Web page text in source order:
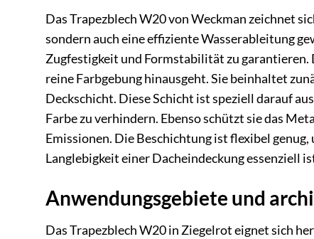
Das Trapezblech W20 von Weckman zeichnet
sondern auch eine effiziente Wasserableitung
Zugfestigkeit und Formstabilität zu garantieren.
reine Farbgebung hinausgeht. Sie beinhaltet
Deckschicht. Diese Schicht ist speziell darauf
Farbe zu verhindern. Ebenso schützt sie das
Emissionen. Die Beschichtung ist flexibel
Langlebigkeit einer Dacheindeckung essenziell
Anwendungsgebiete und
Das Trapezblech W20 in Ziegelrot eignet sich